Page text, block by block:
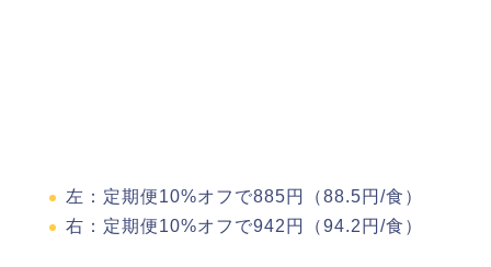
左：定期便10%オフで885円（88.5円/食）
右：定期便10%オフで942円（94.2円/食）